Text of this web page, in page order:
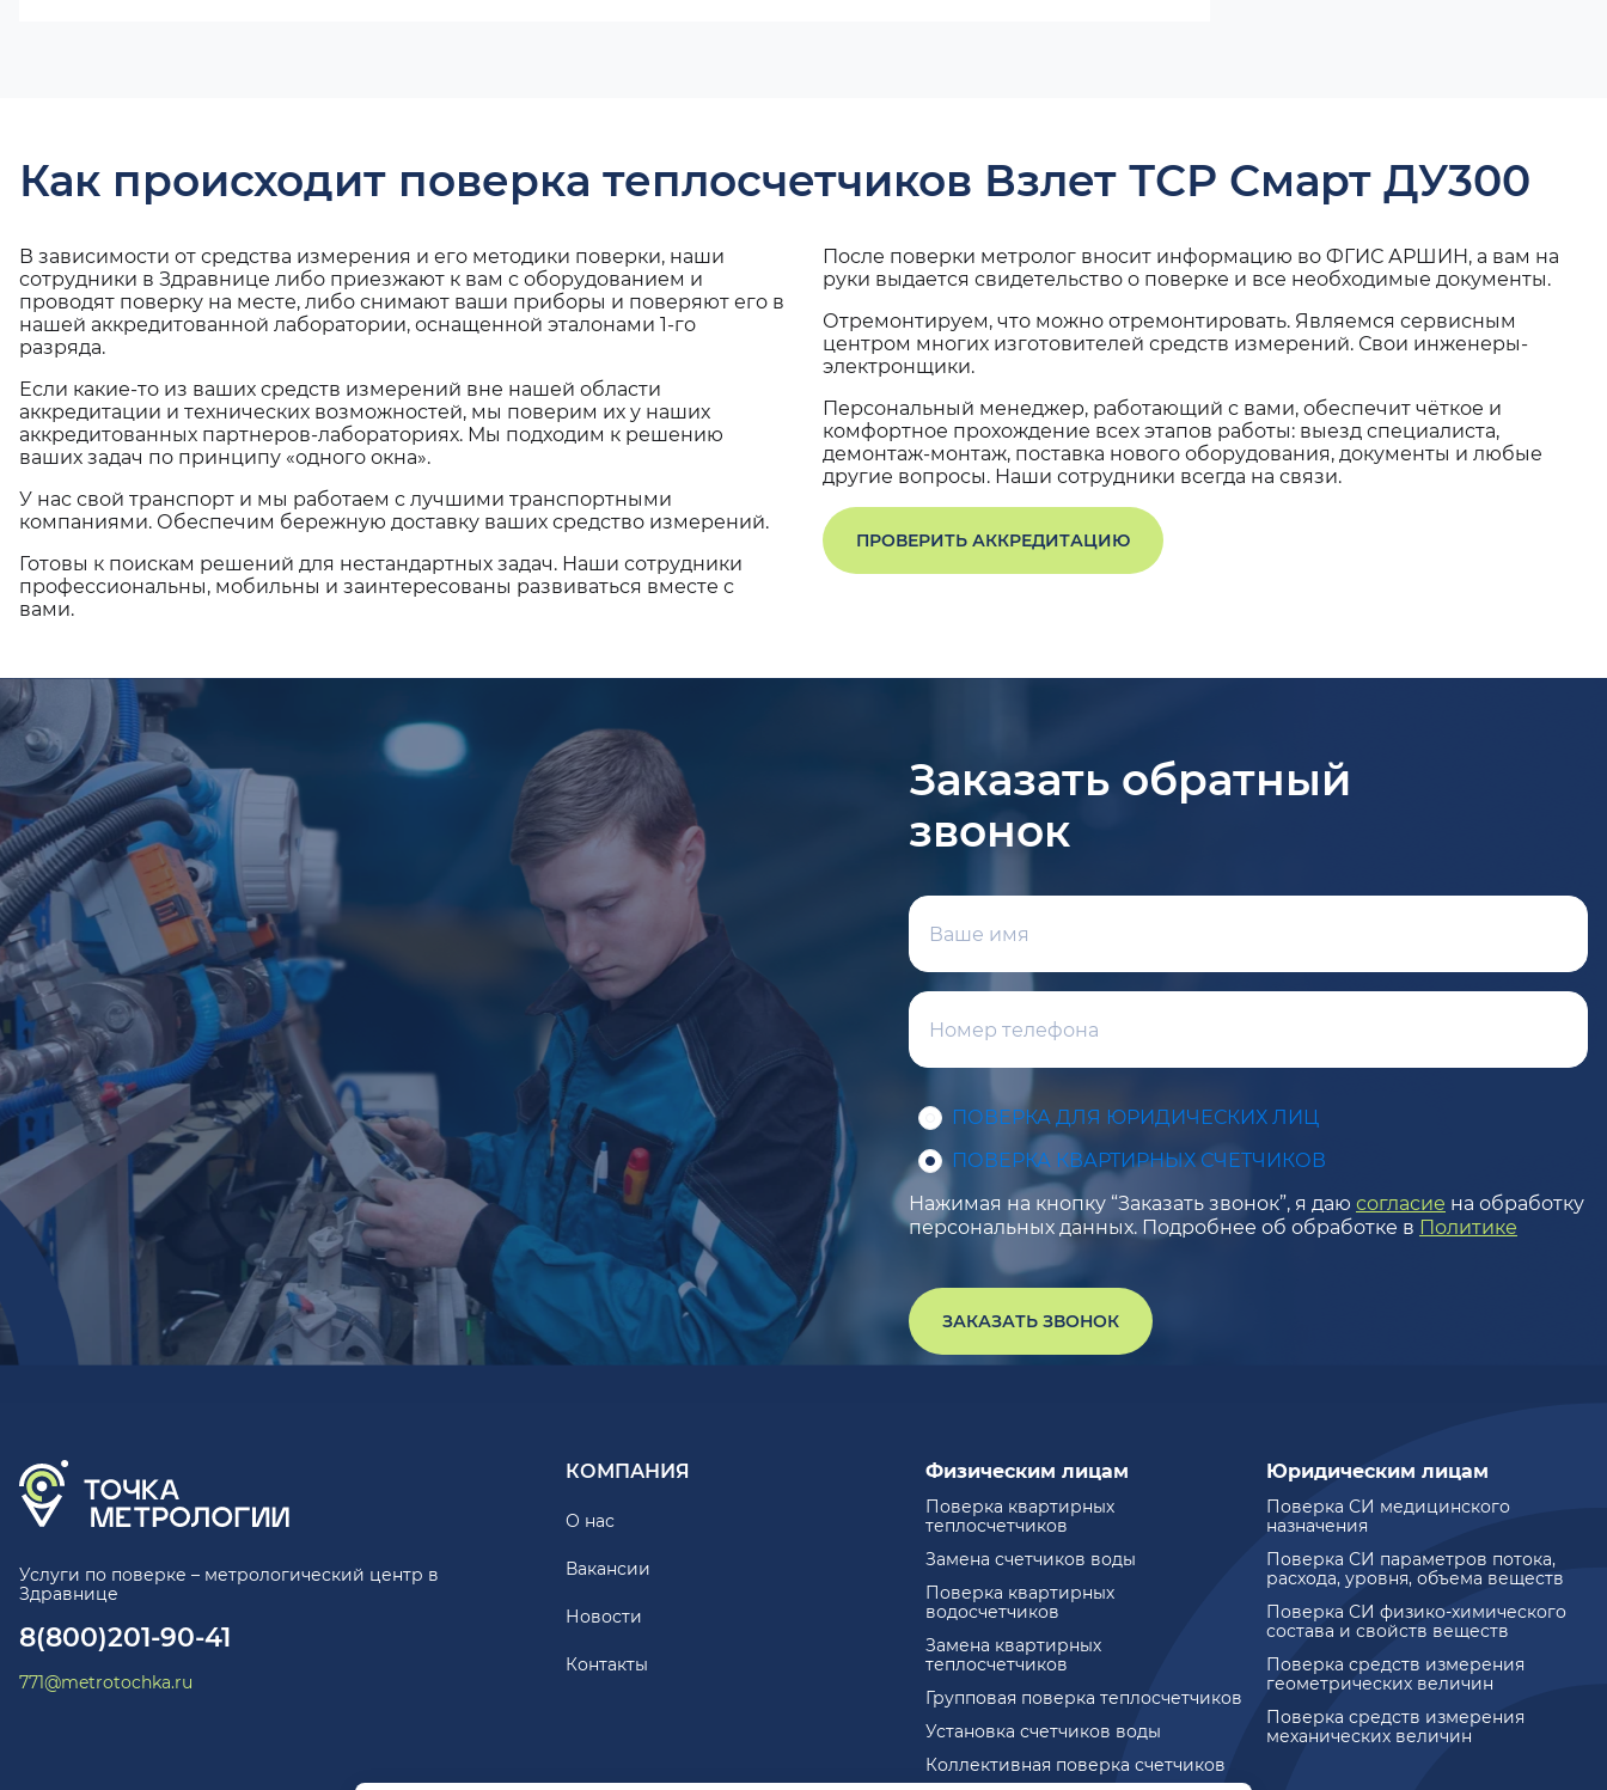
Как происходит поверка теплосчетчиков Взлет ТСР Смарт ДУ300
В зависимости от средства измерения и его методики поверки, наши
сотрудники в Здравнице либо приезжают к вам с оборудованием и
проводят поверку на месте, либо снимают ваши приборы и поверяют его в
нашей аккредитованной лаборатории, оснащенной эталонами 1-го
разряда.
Если какие-то из ваших средств измерений вне нашей области
аккредитации и технических возможностей, мы поверим их у наших
аккредитованных партнеров-лабораториях. Мы подходим к решению
ваших задач по принципу «одного окна».
У нас свой транспорт и мы работаем с лучшими транспортными
компаниями. Обеспечим бережную доставку ваших средство измерений.
Готовы к поискам решений для нестандартных задач. Наши сотрудники
профессиональны, мобильны и заинтересованы развиваться вместе с
вами.
После поверки метролог вносит информацию во ФГИС АРШИН, а вам на
руки выдается свидетельство о поверке и все необходимые документы.
Отремонтируем, что можно отремонтировать. Являемся сервисным
центром многих изготовителей средств измерений. Свои инженеры-
электронщики.
Персональный менеджер, работающий с вами, обеспечит чёткое и
комфортное прохождение всех этапов работы: выезд специалиста,
демонтаж-монтаж, поставка нового оборудования, документы и любые
другие вопросы. Наши сотрудники всегда на связи.
ПРОВЕРИТЬ АККРЕДИТАЦИЮ
Заказать обратный
звонок
ПОВЕРКА ДЛЯ ЮРИДИЧЕСКИХ ЛИЦ
ПОВЕРКА КВАРТИРНЫХ СЧЕТЧИКОВ
Нажимая на кнопку “Заказать звонок”, я даю согласие на обработку
персональных данных. Подробнее об обработке в Политике
ЗАКАЗАТЬ ЗВОНОК
Услуги по поверке – метрологический центр в
Здравнице
8(800)201-90-41
771@metrotochka.ru
КОМПАНИЯ
О нас
Вакансии
Новости
Контакты
Физическим лицам
Поверка квартирных
теплосчетчиков
Замена счетчиков воды
Поверка квартирных
водосчетчиков
Замена квартирных
теплосчетчиков
Групповая поверка теплосчетчиков
Установка счетчиков воды
Коллективная поверка счетчиков
Юридическим лицам
Поверка СИ медицинского
назначения
Поверка СИ параметров потока,
расхода, уровня, объема веществ
Поверка СИ физико-химического
состава и свойств веществ
Поверка средств измерения
геометрических величин
Поверка средств измерения
механических величин